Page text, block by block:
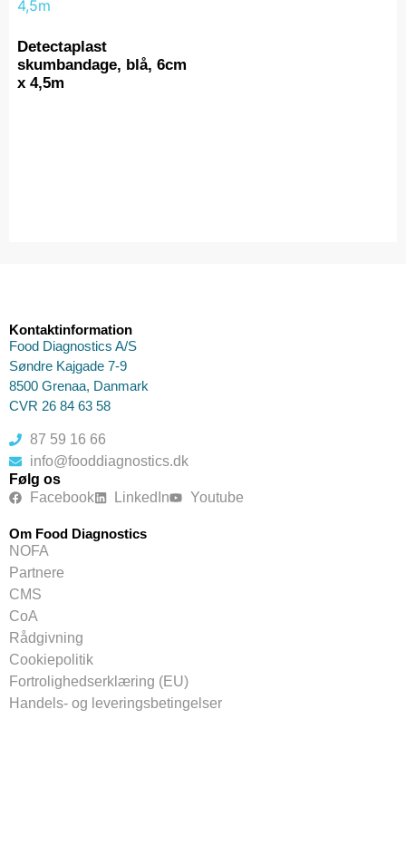
Detectaplast
skumbandage, blå, 6cm
x 4,5m
Kontaktinformation
Food Diagnostics A/S
Søndre Kajgade 7-9
8500 Grenaa, Danmark
CVR 26 84 63 58
87 59 16 66
info@fooddiagnostics.dk
Følg os
Facebook
LinkedIn Youtube
Om Food Diagnostics
NOFA
Partnere
CMS
CoA
Rådgivning
Cookiepolitik
Fortrolighedserklæring (EU)
Handels- og leveringsbetingelser